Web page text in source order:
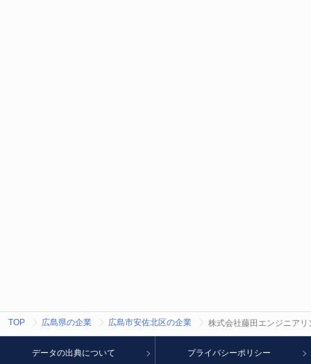
TOP 広島県の企業 広島市安佐北区の企業 株式会社藤田エンジニアリ
データの出典について プライバシーポリシー